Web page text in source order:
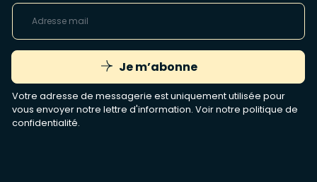
Je m’abonne
Votre adresse de messagerie est uniquement utilisée pour
vous envoyer notre lettre d'information. Voir notre politique de
confidentialité.